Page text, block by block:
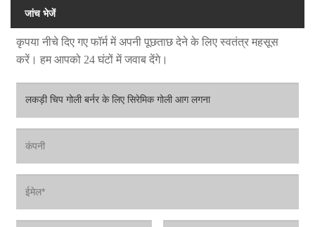
जांच भेजें
कृपया नीचे दिए गए फॉर्म में अपनी पूछताछ देने के लिए स्वतंत्र महसूस
करें। हम आपको 24 घंटों में जवाब देंगे।